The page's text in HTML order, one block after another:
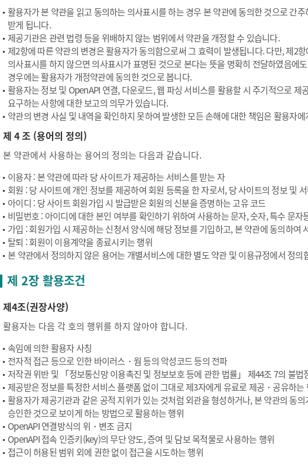
활용자가 본 약관을 읽고 동의하는 의사표시를 하는 경우 본 약관에 동의한 것으로 간
받게 됩니다.
제공기관은 관련 법령 등을 위배하지 않는 범위에서 약관을 개정할 수 있습니다.
제2항에 따른 약관의 변경은 활용자가 동의함으로써 그 효력이 발생됩니다. 다만, 제2
의사표시를 하지 않으면 의사표시가 표명된 것으로 본다는 뜻을 명확히 전달하였음에
경우에는 활용자가 개정약관에 동의한 것으로 봅니다.
활용자는 정보 및 OpenAPI 연결, 다운로드, 웹 파싱 서비스를 활용할 시 주기적으로
요구하는 사항에 대한 보고의 의무가 있습니다.
약관의 변경 사실 및 내역을 확인하지 못하여 발생한 모든 손해에 대한 책임은 활용자
제 4 조 (용어의 정의)
본 약관에서 사용하는 용어의 정의는 다음과 같습니다.
이용자 : 본 약관에 따라 당 사이트가 제공하는 서비스를 받는 자
회원 : 당 사이트에 개인 정보를 제공하여 회원 등록을 한 자로서, 당 사이트의 정보 및
아이디 : 당 사이트 회원가입 시 발급받은 회원의 신분을 증명하는 고유 코드
비밀번호 : 아이디에 대한 본인 여부를 확인하기 위하여 사용하는 문자, 숫자, 특수 문자
가입 : 회원가입 시 제공하는 신청서 양식에 해당 정보를 기입하고, 본 약관에 동의하여
탈퇴 : 회원이 이용계약을 종료시키는 행위
본 약관에서 정의하지 않은 용어는 개별서비스에 대한 별도 약관 및 이용규정에서 정의
제 2장 활용조건
제4조(권장사양)
활용자는 다음 각 호의 행위를 하지 않아야 합니다.
속임에 의한 활용자 사칭
전자적 접근 등으로 인한 바이러스・웜 등의 악성코드 등의 전파
저작권 위반 및 「정보통신망 이용촉진 및 정보보호 등에 관한 법률」 제44조 7의 불법
제공받은 정보를 특정한 서비스 플랫폼 없이 그대로 제3자에게 유료로 제공・공유하는
활용자가 제공기관과 같은 공적 지위가 있는 것처럼 외관을 형성하거나, 본 약관의 동
승인한 것으로 보이게 하는 방법으로 활용하는 행위
OpenAPI 연결방식의 위・변조 금지
OpenAPI 접속 인증키(key)의 무단 양도, 증여 및 담보 목적물로 사용하는 행위
접근이 허용된 범위 외에 권한 없이 접근을 시도하는 행위